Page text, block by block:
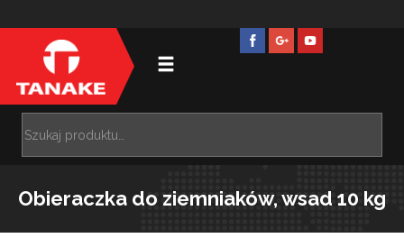
Obieraczka do ziemniaków, wsad 10 kg